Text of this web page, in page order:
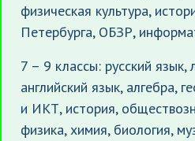
физическая культура,
Петербурга, ОБЗР,
7 – 9 классы: русский язык,
английский язык, алгебра,
и ИКТ, история,
физика, химия, биология,